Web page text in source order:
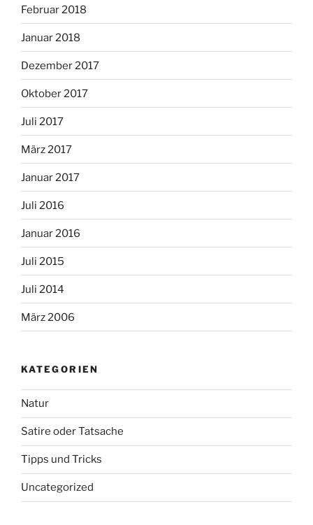
Februar 2018
Januar 2018
Dezember 2017
Oktober 2017
Juli 2017
März 2017
Januar 2017
Juli 2016
Januar 2016
Juli 2015
Juli 2014
März 2006
KATEGORIEN
Natur
Satire oder Tatsache
Tipps und Tricks
Uncategorized